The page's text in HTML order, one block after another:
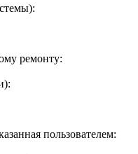
ремонту:
пользователем: